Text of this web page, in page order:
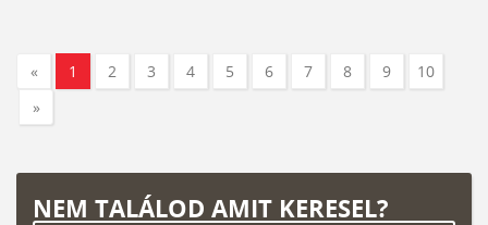
« 1 2 3 4 5 6 7 8 9
10
»
NEM TALÁLOD AMIT KERESEL?